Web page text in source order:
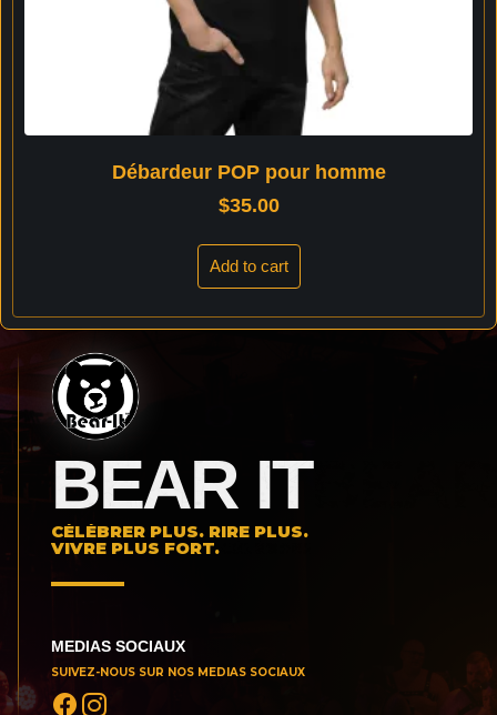
Débardeur POP pour homme
$35.00
Add to cart
BEAR IT
CÉLÉBRER PLUS. RIRE PLUS.
VIVRE PLUS FORT.
MEDIAS SOCIAUX
SUIVEZ-NOUS SUR NOS MEDIAS SOCIAUX